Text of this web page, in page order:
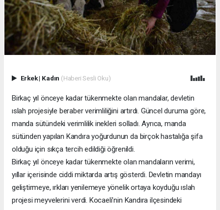
Erkek| Kadın (Haberi Sesli Oku)
Birkaç yıl önceye kadar tükenmekte olan mandalar, devletin
ıslah projesiyle beraber verimliliğini artırdı. Güncel duruma göre,
manda sütündeki verimlilik inekleri solladı. Ayrıca, manda
sütünden yapılan Kandıra yoğurdunun da birçok hastalığa şifa
olduğu için sıkça tercih edildiği öğrenildi.
Birkaç yıl önceye kadar tükenmekte olan mandaların verimi,
yıllar içerisinde ciddi miktarda artış gösterdi. Devletin mandayı
geliştirmeye, ırkları yenilemeye yönelik ortaya koyduğu ıslah
projesi meyvelerini verdi. Kocaeli’nin Kandıra ilçesindeki